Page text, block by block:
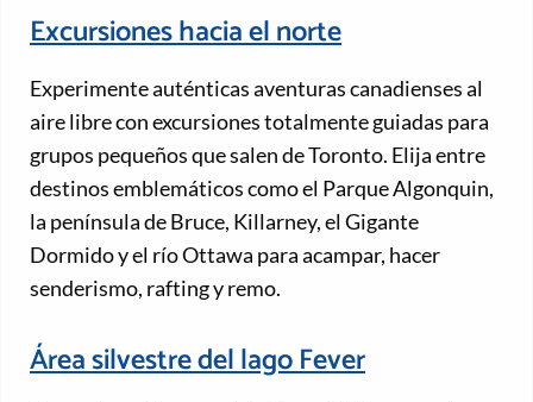
Excursiones hacia el norte
Experimente auténticas aventuras canadienses al
aire libre con excursiones totalmente guiadas para
grupos pequeños que salen de Toronto. Elija entre
destinos emblemáticos como el Parque Algonquin,
la península de Bruce, Killarney, el Gigante
Dormido y el río Ottawa para acampar, hacer
senderismo, rafting y remo.
Área silvestre del lago Fever